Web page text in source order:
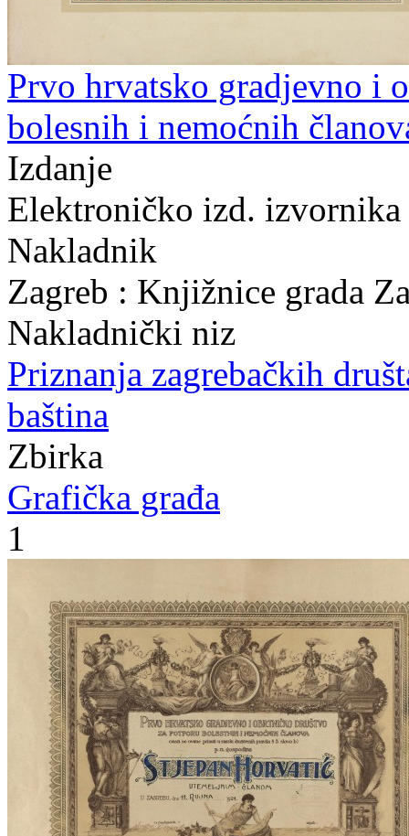
Prvo hrvatsko gradjevno i
bolesnih i nemoćnih
Izdanje
Elektroničko izd.
Nakladnik
Zagreb : Knjižnice grada
Nakladnički niz
Priznanja zagrebačkih
baština
Zbirka
Grafička građa
1